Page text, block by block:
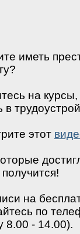
иметь
на курсы,
этот
на
по
8.00 - 14.00).